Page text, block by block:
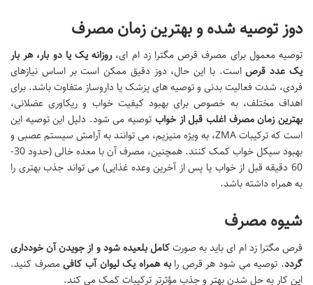
دوز توصیه شده و بهترین زمان مصرف
توصیه معمول برای مصرف قرص مگترا زد ام ای،روزانه یک یا دو بار، هر بار
یک عدد قرصاست. با این حال، دوز دقیق ممکن است بر اساس نیازهای
فردی، شدت فعالیت بدنی و توصیه های پزشک یا داروساز متفاوت باشد. برای
اهداف مختلف، به خصوص برای بهبود کیفیت خواب و ریکاوری عضلانی،
بهترین زمان مصرف اغلب قبل از خواب توصیه می شود. دلیل این توصیه این
است که ترکیبات ZMA، به ویژه منیزیم، می توانند به آرامش سیستم عصبی و
بهبود سیکل خواب کمک کنند. همچنین، مصرف آن با معده خالی (حدود 30-
60 دقیقه قبل از خواب یا پس از آخرین وعده غذایی) می تواند جذب بهتری را
به همراه داشته باشد.
شیوه مصرف
قرص مگترا زد ام ای باید به صورتکامل بلعیده شود و از جویدن آن خودداری
گردد. توصیه می شود هر قرص رابه همراه یک لیوان آب کافیمصرف کنید.
این کار به حل شدن بهتر و جذب مؤثرتر ترکیبات کمک می کند.